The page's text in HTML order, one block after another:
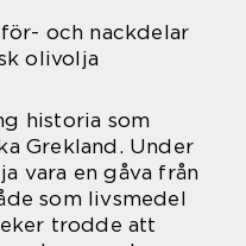
och nackdelar
olivolja
historia som
Grekland. Under
vara en gåva från
som livsmedel
trodde att